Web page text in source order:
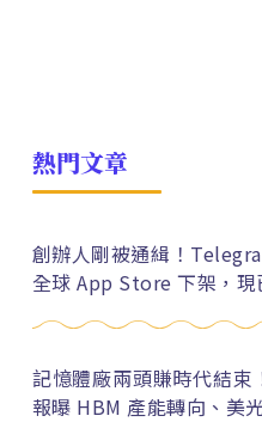
熱門文章
創辦人剛被通緝！
全球 App Store 下架，現
記憶體廠兩頭賺時代結束
報曝 HBM 產能轉向、美